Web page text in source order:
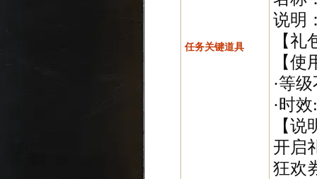
任务关键道具
说明
【礼
【
·等
·时
【说
开启
狂欢